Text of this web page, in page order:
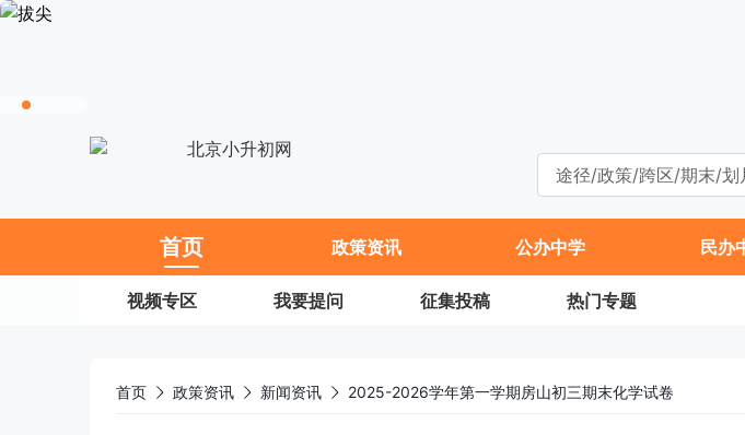
首页 政策资讯 公办中学 民办
视频专区 我要提问 征集投稿 热门专题
首页 政策资讯 新闻资讯 2025-2026学年第一学期房山初三期末化学试卷